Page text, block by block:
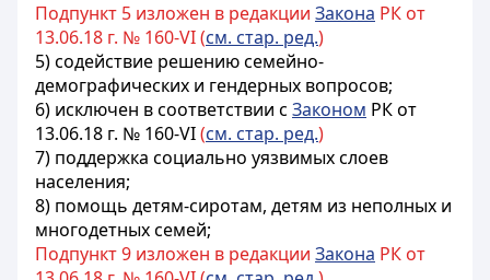
Подпункт 5 изложен в редакции Закона РК от
13.06.18 г. № 160-VI (см. стар. ред.)
5) содействие решению семейно-
демографических и гендерных вопросов;
6) исключен в соответствии с Законом РК от
13.06.18 г. № 160-VI(см. стар. ред.)
7) поддержка социально уязвимых слоев
населения;
8) помощь детям-сиротам, детям из неполных и
многодетных семей;
Подпункт 9 изложен в редакции Закона РК от